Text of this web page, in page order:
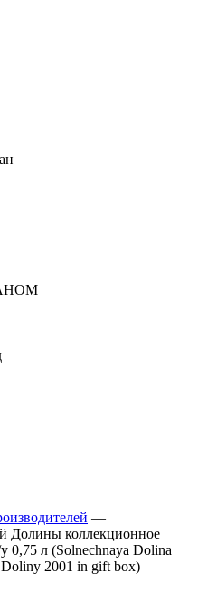
—
Долины коллекционное
0,75 л (Solnechnaya Dolina
2001 in gift box)